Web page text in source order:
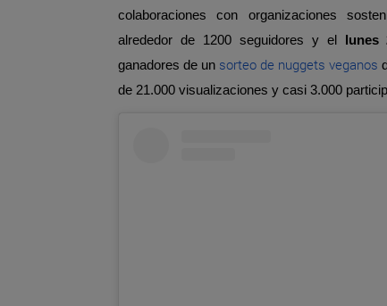
colaboraciones con organizaciones
alrededor de 1200 seguidores y el
ganadores de un sorteo de nuggets veganos
de 21.000 visualizaciones y casi 3.000